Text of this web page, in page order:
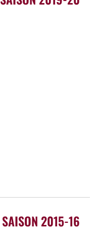
SAISON 2015-16